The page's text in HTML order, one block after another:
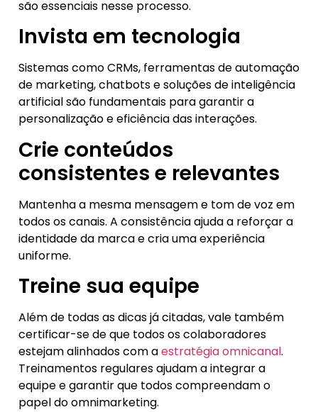
são essenciais nesse processo.
Invista em tecnologia
Sistemas como CRMs, ferramentas de automação
de marketing, chatbots e soluções de inteligência
artificial são fundamentais para garantir a
personalização e eficiência das interações.
Crie conteúdos
consistentes e relevantes
Mantenha a mesma mensagem e tom de voz em
todos os canais. A consistência ajuda a reforçar a
identidade da marca e cria uma experiência
uniforme.
Treine sua equipe
Além de todas as dicas já citadas, vale também
certificar-se de que todos os colaboradores
estejam alinhados com aestratégia omnicanal.
Treinamentos regulares ajudam a integrar a
equipe e garantir que todos compreendam o
papel do omnimarketing.